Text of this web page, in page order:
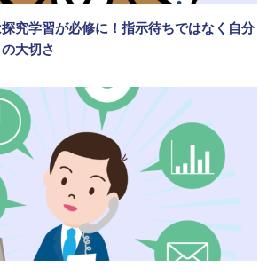
究学習が必修に！指示待ちではなく自分
大切さ